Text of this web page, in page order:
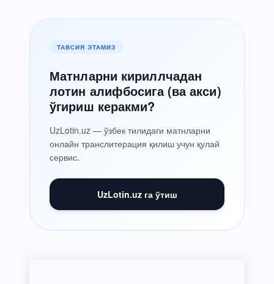
ТАВСИЯ ЭТАМИЗ
Матнларни кириллчадан
лотин алифбосига (ва акси)
ўгириш керакми?
UzLotin.uz — ўзбек тилидаги матнларни
онлайн транслитерация қилиш учун қулай
сервис.
UzLotin.uz га ўтиш